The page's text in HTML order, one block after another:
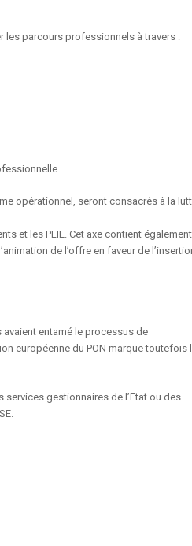
les parcours professionnels à travers :
opérationnel, seront consacrés à la
et les PLIE. Cet axe contient également
de l’offre en faveur de
entamé le processus de
européenne du PON marque toutefois
gestionnaires de l’Etat ou des